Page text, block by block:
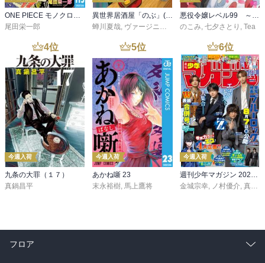
尾田栄一郎
蝉川夏哉 ヴァージニア二等兵 ,転
のこみ 七夕さとり Tea
4位
今週入荷
九条の大罪（１７）
真鍋昌平
5位
今週入荷
あかね噺 23
末永裕樹, 馬上鷹将
6位
今週入荷
週刊少年マガジン 2026年36・37号[2026年8月5日発売]
金城宗幸, ノ村優介, 真島ヒロ
フロア